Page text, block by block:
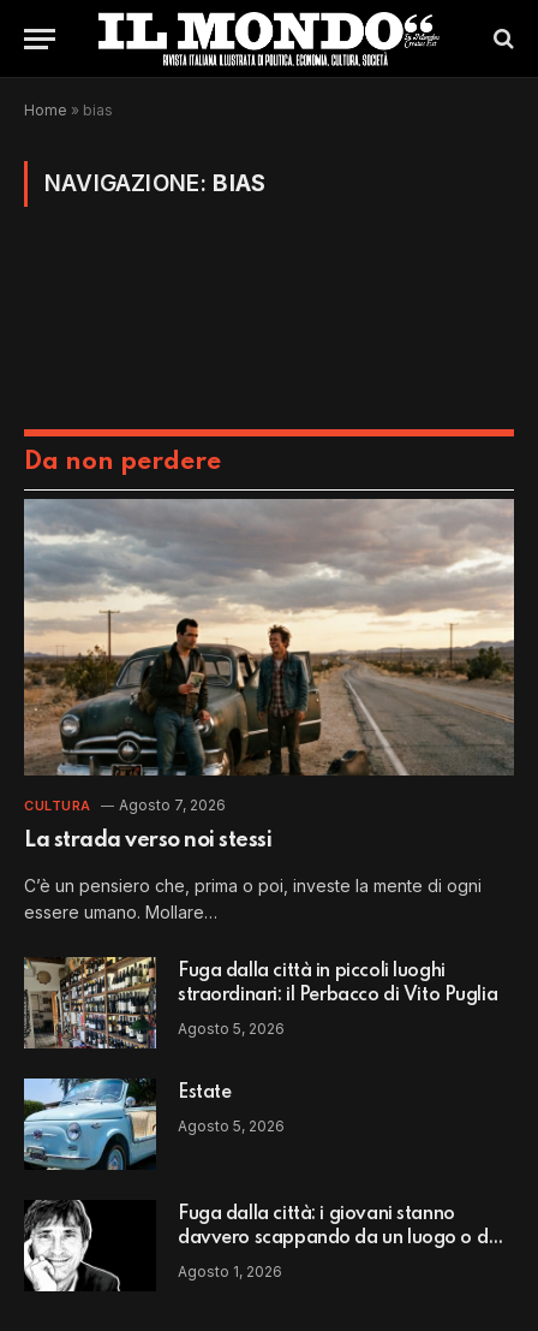
Home » bias
NAVIGAZIONE: BIAS
Da non perdere
CULTURA Agosto 7, 2026
La strada verso noi stessi
C’è un pensiero che, prima o poi, investe la mente di ogni
essere umano. Mollare…
Fuga dalla città in piccoli luoghi
straordinari: il Perbacco di Vito Puglia
Agosto 5, 2026
Estate
Agosto 5, 2026
Fuga dalla città: i giovani stanno
davvero scappando da un luogo o da
un modello di vita?
Agosto 1, 2026